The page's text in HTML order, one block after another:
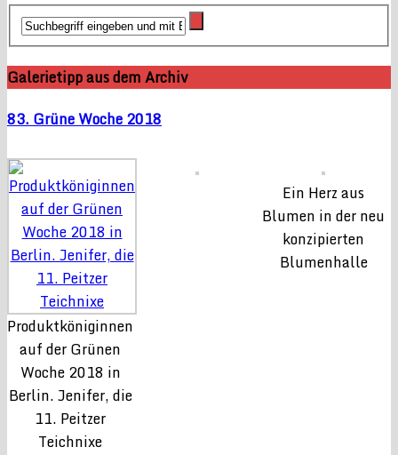
Galerietipp aus dem Archiv
83. Grüne Woche 2018
Produktköniginnen
auf der Grünen
Woche 2018 in
Berlin. Jenifer, die
11. Peitzer
Teichnixe
Ein Herz aus
Blumen in der neu
konzipierten
Blumenhalle